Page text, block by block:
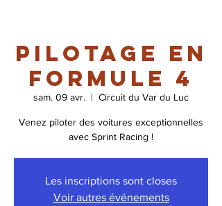
Pilotage en
Formule 4
sam. 09 avr.
  |
Circuit du Var du Luc
Venez piloter des voitures exceptionnelles
avec Sprint Racing !
Les inscriptions sont closes
Voir autres événements